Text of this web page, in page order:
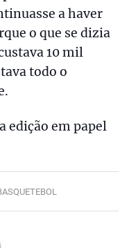
a haver
o que se dizia
10 mil
todo o
edição em papel